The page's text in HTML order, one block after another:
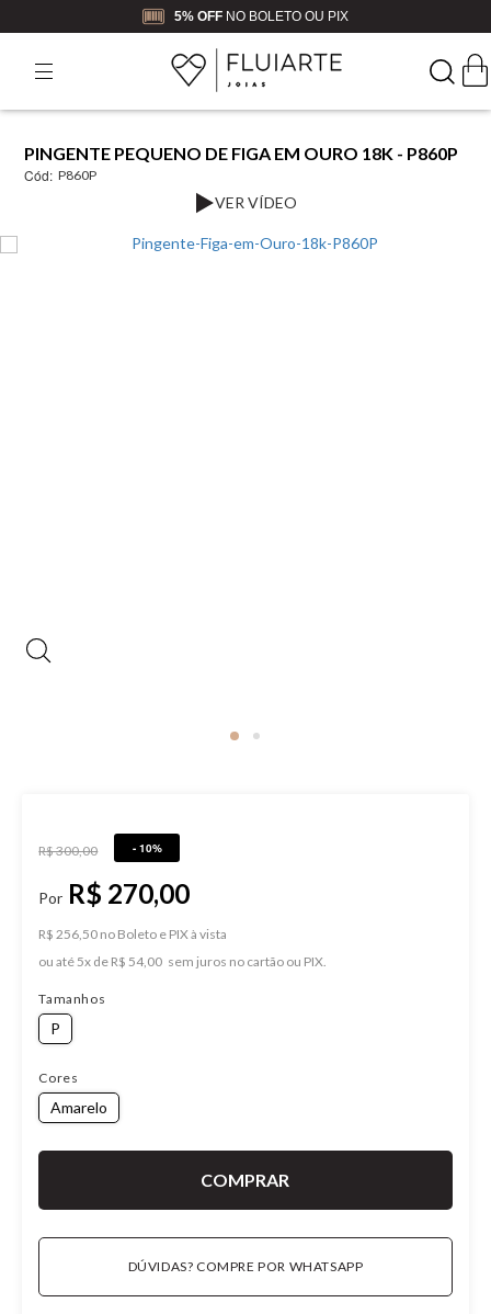
5% OFF NO BOLETO OU PIX
PINGENTE PEQUENO DE FIGA EM OURO 18K - P860P
Cód: P860P
VER VÍDEO
R$ 300,00 - 10%
R$ 270,00
R$ 256,50 no Boleto e PIX
ou
5x de R$ 54,00
Tamanhos
P
Cores
Amarelo
DÚVIDAS? COMPRE POR WHATSAPP